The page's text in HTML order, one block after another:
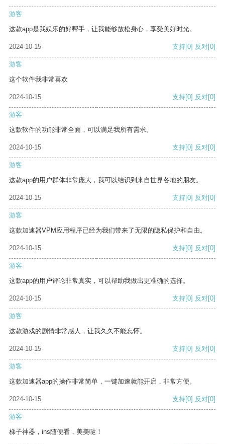
游客
这款app是我娱乐的好帮手，让我能够放松身心，享受美好时光。
2024-10-15 支持[0] 反对[0]
游客
这个软件我非常喜欢
2024-10-15 支持[0] 反对[0]
游客
这款软件的功能非常全面，可以满足我所有需求。
2024-10-15 支持[0] 反对[0]
游客
这款app的用户群体非常庞大，我可以结识到来自世界各地的朋友。
2024-10-15 支持[0] 反对[0]
游客
这款加速器VPM应用程序已经为我们带来了无限的隐私保护和自由。
2024-10-15 支持[0] 反对[0]
游客
这款app的用户评论非常真实，可以帮助我做出更准确的选择。
2024-10-15 支持[0] 反对[0]
游客
这款游戏的剧情非常感人，让我久久不能忘怀。
2024-10-15 支持[0] 反对[0]
游客
这款加速器app的操作非常简单，一键加速就能开启，非常方便。
2024-10-15 支持[0] 反对[0]
游客
梯子神器，ins随便看，美美哒！